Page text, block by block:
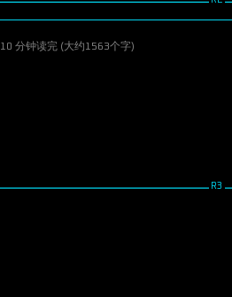
10 分钟读完 (大约1563个字)